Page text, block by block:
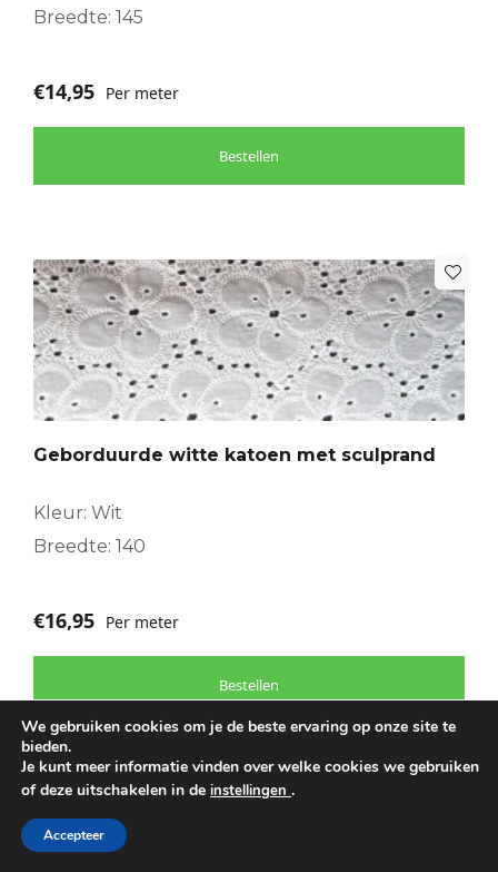
Breedte: 145
€14,95 Per meter
Bestellen
worden
productpagina
Geborduurde witte katoen met sculprand
Kleur: Wit
Breedte: 140
€16,95 Per meter
Bestellen
Dit
product
heeft
We gebruiken cookies om je de beste ervaring op onze site te
bieden.
Je kunt meer informatie vinden over welke cookies we gebruiken
of deze uitschakelen in de instellingen .
Accepteer